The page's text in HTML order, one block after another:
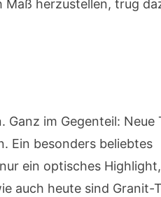
herzustellen, trug
im Gegenteil: Neue
Ein besonders beliebtes
ein optisches
auch heute sind Granit-